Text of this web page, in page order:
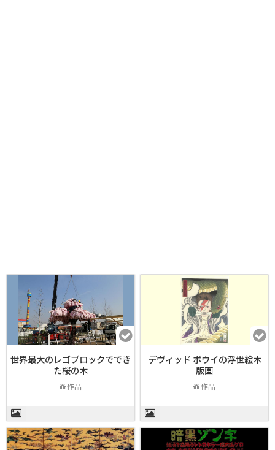
世界最大のレゴブロックででき
た桜の木
作品
デヴィッド ボウイの浮世絵木
版画
作品